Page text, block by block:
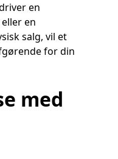
en
en
salg, vil et
for din
med